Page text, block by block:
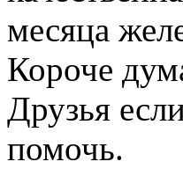
месяца
Короче
Друзья
помочь.